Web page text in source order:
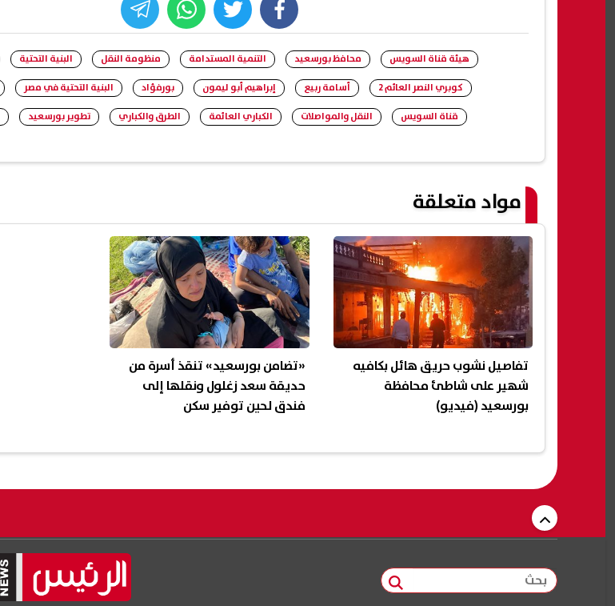
facebook
twitter
whats
هيئة قناة السويس محافظ بورسعيد التنمية المستدامة منظومة النقل البنية التحتية
كوبري النصر العائم 2
أسامة ربيع إبراهيم أبو ليمون بورفؤاد البنية التحتية في مصر
قناة السويس
النقل والمواصلات الكباري العائمة الطرق والكباري تطوير بورسعيد
مواد متعلقة
تفاصيل نشوب حريق هائل بكافيه
شهير على شاطئ محافظة
بورسعيد (فيديو)
«تضامن بورسعيد» تنقذ أسرة من
حديقة سعد زغلول ونقلها إلى
فندق لحين توفير سكن
بحث